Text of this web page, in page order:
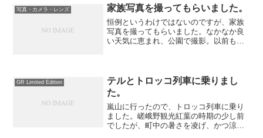
した。今仮面ライダーのベルトをつけよ
うとすると、子供サイズな...
写真・カメラ・レンズ 家族写真を撮ってもらいました。
恒例というわけではないのですが、家族
写真を撮ってもらいました。なかなか良
い天気に恵まれ、公園で撮影。以前もお
賀状はこれかな〜
GR Limited Edition
テルとトロッコ列車に乗りまし
た。
嵐山に行ったので、トロッコ列車に乗り
ました。嵯峨野観光紅葉の時期の少し前
でしたが、町中の暑さを凌げ、かつ涼し